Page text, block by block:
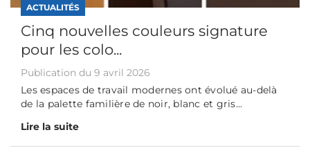
ACTUALITÉS
Cinq nouvelles couleurs signature
pour les colo...
Publication du 9 avril 2026
Les espaces de travail modernes ont évolué au-delà
de la palette familière de noir, blanc et gris...
Lire la suite